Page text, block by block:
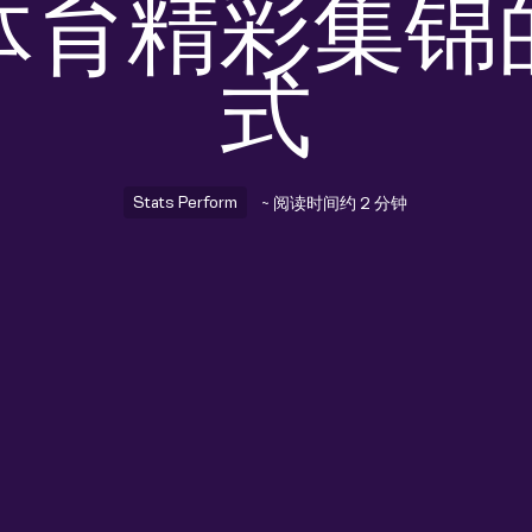
育精彩集锦
式
Stats Perform ~ 阅读时间约 2 分钟